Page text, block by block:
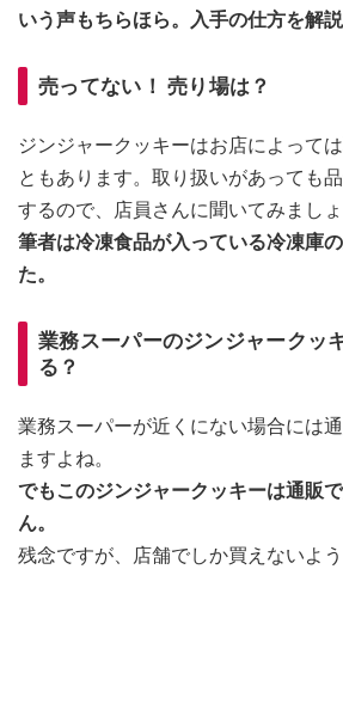
いう声もちらほら。入手の仕方を解説
売ってない！ 売り場は？
ジンジャークッキーはお店によって
ともあります。取り扱いがあっても
するので、店員さんに聞いてみましょ
筆者は冷凍食品が入っている冷凍庫
た。
業務スーパーのジンジャークッ
る？
業務スーパーが近くにない場合には
ますよね。
でもこのジンジャークッキーは通販
ん。
残念ですが、店舗でしか買えないよう